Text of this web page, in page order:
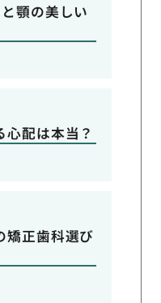
顎の美しい
配は本当？
矯正歯科選び